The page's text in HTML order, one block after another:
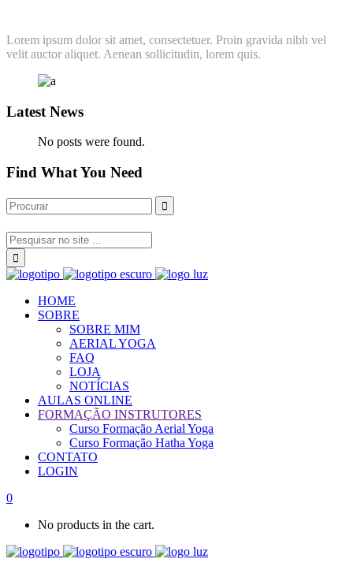
Lorem ipsum dolor sit amet, consectetuer. Proin gravida nibh vel
velit auctor aliquet. Aenean sollicitudin, lorem quis.
Latest News
No posts were found.
Find What You Need
HOME
SOBRE
SOBRE MIM
AERIAL YOGA
FAQ
LOJA
NOTÍCIAS
AULAS ONLINE
FORMAÇÃO INSTRUTORES
Curso Formação Aerial Yoga
Curso Formação Hatha Yoga
CONTATO
LOGIN
0
No products in the cart.